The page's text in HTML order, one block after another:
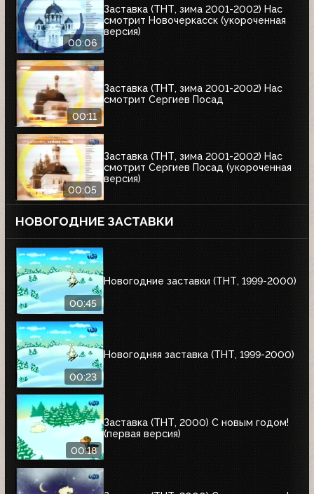
00:06
Заставка (ТНТ, зима 2001-2002) Нас
смотрит Новочеркасск (укороченная
версия)
00:11
Заставка (ТНТ, зима 2001-2002) Нас
смотрит Сергиев Посад
00:05
Заставка (ТНТ, зима 2001-2002) Нас
смотрит Сергиев Посад (укороченная
версия)
НОВОГОДНИЕ ЗАСТАВКИ
00:45
Новогодние заставки (ТНТ, 1999-2000)
00:23
Новогодняя заставка (ТНТ, 1999-2000)
00:18
Заставка (ТНТ, 2000) С новым годом!
(первая версия)